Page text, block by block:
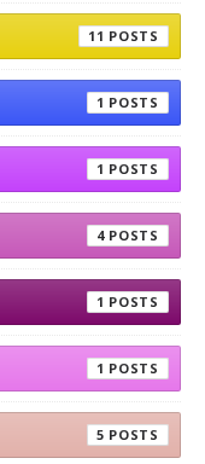
11
1
1
4
1
1
5